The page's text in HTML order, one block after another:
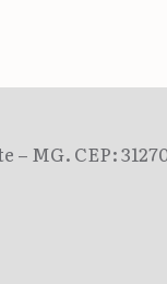
MG. CEP: